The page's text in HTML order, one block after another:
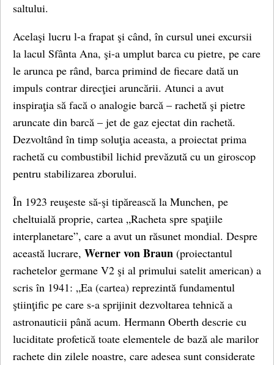
saltului.
Acelaşi lucru l-a frapat şi când, în cursul unei excursii
la lacul Sfânta Ana, şi-a umplut barca cu pietre, pe care
le arunca pe rând, barca primind de fiecare dată un
impuls contrar direcţiei aruncării. Atunci a avut
inspiraţia să facă o analogie barcă – rachetă şi pietre
aruncate din barcă – jet de gaz ejectat din rachetă.
Dezvoltând în timp soluţia aceasta, a proiectat prima
rachetă cu combustibil lichid prevăzută cu un giroscop
pentru stabilizarea zborului.
În 1923 reuşeste să-şi tipărească la Munchen, pe
cheltuială proprie, cartea „Racheta spre spaţiile
interplanetare”, care a avut un răsunet mondial. Despre
această lucrare, Werner von Braun (proiectantul
rachetelor germane V2 şi al primului satelit american) a
scris în 1941: „Ea (cartea) reprezintă fundamentul
ştiinţific pe care s-a sprijinit dezvoltarea tehnică a
astronauticii până acum. Hermann Oberth descrie cu
luciditate profetică toate elementele de bază ale marilor
rachete din zilele noastre, care adesea sunt considerate